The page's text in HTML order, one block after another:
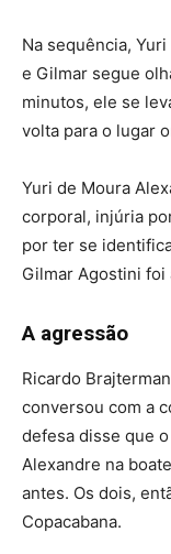
Na sequência,
e Gilmar segue
minutos, ele se
volta para o lugar
Yuri de Moura
corporal, injúria
por ter se
Gilmar Agostini
A agressão
Ricardo
conversou com a
defesa disse que
Alexandre na
antes. Os dois,
Copacabana.